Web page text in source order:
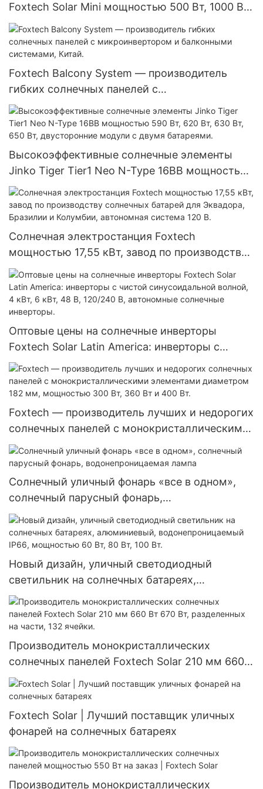
Foxtech Solar Mini мощностью 500 Вт, 1000 Вт,
1500 Вт.
Foxtech Balcony System — производитель
гибких солнечных панелей с
микроинвертором и балконными системами,
Китай.
Высокоэффективные солнечные элементы
Jinko Tiger Tier1 Neo N-Type 16BB мощностью
590 Вт, 620 Вт, 630 Вт, 650 Вт, двусторонние
модули с двумя батареями.
Солнечная электростанция Foxtech
мощностью 17,55 кВт, завод по производству
солнечных батарей для Эквадора, Бразилии и
Колумбии, автономная система 120 В.
Оптовые цены на солнечные инверторы
Foxtech Solar Latin America: инверторы с
чистой синусоидальной волной, 4 кВт, 6 кВт,
48 В, 120/240 В, автономные солнечные
инверторы.
Foxtech — производитель лучших и недорогих
солнечных панелей с монокристаллическими
элементами диаметром 182 мм, мощностью
300 Вт, 360 Вт и 400 Вт.
Солнечный уличный фонарь «все в одном»,
солнечный парусный фонарь,
водонепроницаемая лампа
Новый дизайн, уличный светодиодный
светильник на солнечных батареях,
алюминиевый, водонепроницаемый IP66,
мощностью 60 Вт, 80 Вт, 100 Вт.
Производитель монокристаллических
солнечных панелей Foxtech Solar 210 мм 660
Вт 670 Вт, разделенных на части, 132 ячейки.
Foxtech Solar | Лучший поставщик уличных
фонарей на солнечных батареях
Производитель монокристаллических